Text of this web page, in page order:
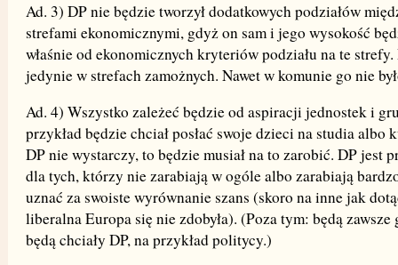
Ad. 3) DP nie będzie tworzył dodatkowych podziałów
strefami ekonomicznymi, gdyż on sam i jego wysokość
właśnie od ekonomicznych kryteriów podziału na te
jedynie w strefach zamożnych. Nawet w komunie go nie
Ad. 4) Wszystko zależeć będzie od aspiracji jednostek i
przykład będzie chciał posłać swoje dzieci na studia albo
DP nie wystarczy, to będzie musiał na to zarobić. DP jest
dla tych, którzy nie zarabiają w ogóle albo zarabiają
uznać za swoiste wyrównanie szans (skoro na inne jak
liberalna Europa się nie zdobyła). (Poza tym: będą
będą chciały DP, na przykład politycy.)